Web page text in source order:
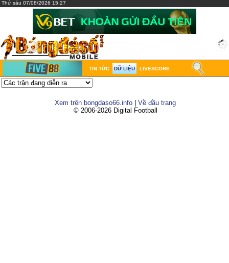
Thứ sáu 07/08/2026 15:27
TIN TỨC DỮ LIỆU LIVESCORE
Xem trên bongdaso66.info
Về đầu trang
© 2006-2026 Digital Football